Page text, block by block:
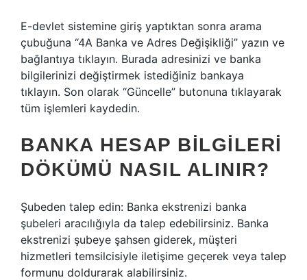
E-devlet sistemine giriş yaptıktan sonra arama
çubuğuna “4A Banka ve Adres Değişikliği” yazın ve
bağlantıya tıklayın. Burada adresinizi ve banka
bilgilerinizi değiştirmek istediğiniz bankaya
tıklayın. Son olarak “Güncelle” butonuna tıklayarak
tüm işlemleri kaydedin.
BANKA HESAP BILGILERI
DÖKÜMÜ NASIL ALINIR?
Şubeden talep edin: Banka ekstrenizi banka
şubeleri aracılığıyla da talep edebilirsiniz. Banka
ekstrenizi şubeye şahsen giderek, müşteri
hizmetleri temsilcisiyle iletişime geçerek veya talep
formunu doldurarak alabilirsiniz.